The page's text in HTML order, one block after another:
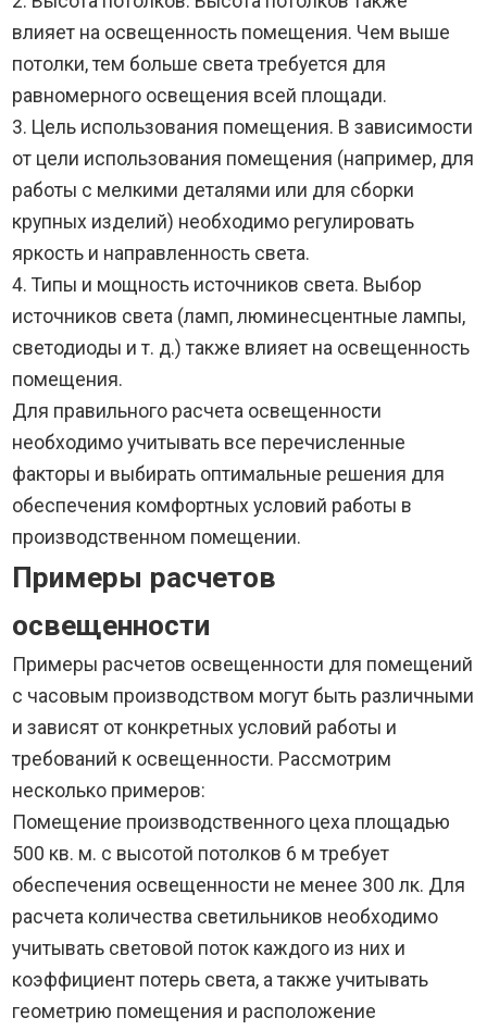
влияет на освещенность помещения. Чем выше
потолки, тем больше света требуется для
равномерного освещения всей площади.
3. Цель использования помещения. В зависимости
от цели использования помещения (например, для
работы с мелкими деталями или для сборки
крупных изделий) необходимо регулировать
яркость и направленность света.
4. Типы и мощность источников света. Выбор
источников света (ламп, люминесцентные лампы,
светодиоды и т. д.) также влияет на освещенность
помещения.
Для правильного расчета освещенности
необходимо учитывать все перечисленные
факторы и выбирать оптимальные решения для
обеспечения комфортных условий работы в
производственном помещении.
Примеры расчетов
освещенности
Примеры расчетов освещенности для помещений
с часовым производством могут быть различными
и зависят от конкретных условий работы и
требований к освещенности. Рассмотрим
несколько примеров:
Помещение производственного цеха площадью
500 кв. м. с высотой потолков 6 м требует
обеспечения освещенности не менее 300 лк. Для
расчета количества светильников необходимо
учитывать световой поток каждого из них и
коэффициент потерь света, а также учитывать
геометрию помещения и расположение